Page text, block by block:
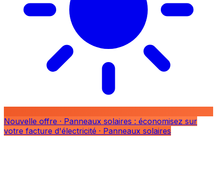
Nouvelle offre · Panneaux solaires : économisez sur
votre facture d'électricité · Panneaux solaires